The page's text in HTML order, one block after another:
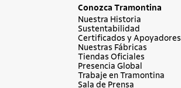
Conozca Tramontina
Nuestra Historia
Sustentabilidad
Certificados y Apoyadores
Nuestras Fábricas
Tiendas Oficiales
Presencia Global
Trabaje en Tramontina
Sala de Prensa